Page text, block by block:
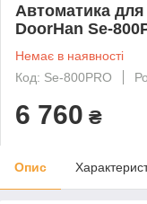
Автоматика для
DoorHan Se-
Немає в наявності
Код: Se-800PRO
6 760 ₴
Опис